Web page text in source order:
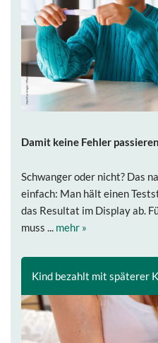
Damit keine Fehler passieren
Schwanger oder nicht? Das
einfach: Man hält einen
das Resultat im Display ab.
muss ... mehr »
Kind bezahlt mit späterer